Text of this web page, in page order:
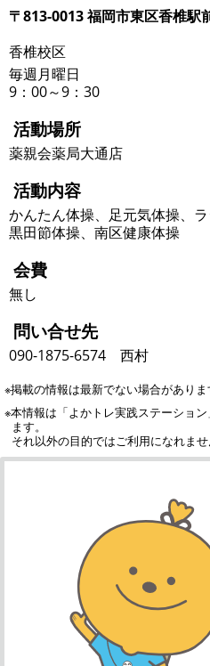
〒813-0013 福岡市東区香椎駅
香椎校区
毎週月曜日
9：00～9：30
活動場所
薬親会薬局大通店
活動内容
かんたん体操、足元気体操、
黒田節体操、南区健康体操
会費
無し
問い合せ先
090-1875-6574 西村
※掲載の情報は最新でない場合がありま
※本情報は「よかトレ実践ステーショ
ます。
それ以外の目的ではご利用になれませ